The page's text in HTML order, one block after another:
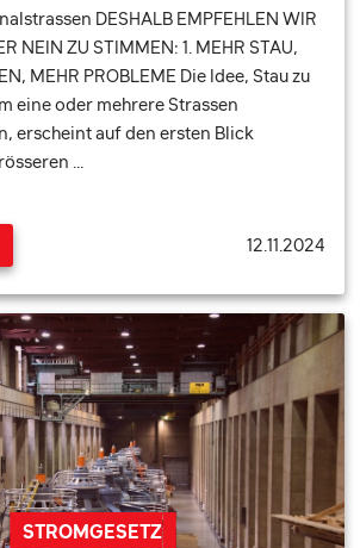
DESHALB EMPFEHLEN WIR
NEIN ZU STIMMEN: 1. MEHR STAU,
MEHR PROBLEME Die Idee, Stau zu
eine oder mehrere Strassen
erscheint auf den ersten Blick
…
12.11.2024
STROMGESETZ